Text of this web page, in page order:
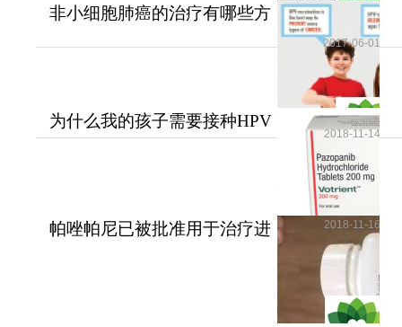
非小细胞肺癌的治疗有哪些方
为什么我的孩子需要接种HPV
疫苗？儿童需要HPV疫苗
2017-06-01
帕唑帕尼已被批准用于治疗进
2018-11-14
2018-11-16